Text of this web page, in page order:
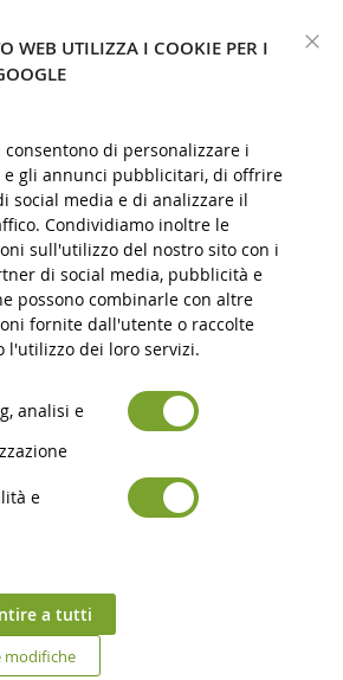
video e DVD
alcun prodotto corrispondente alla
to receive all our special offers, as well as
miniatures.
WEB UTILIZZA I COOKIE PER I
consentono di personalizzare i
e gli annunci pubblicitari, di offrire
social media e di analizzare il
Condividiamo inoltre le
sull'utilizzo del nostro sito con i
di social media, pubblicità e
possono combinarle con altre
fornite dall'utente o raccolte
l'utilizzo dei loro servizi.
analisi e
e
a tutti
modifiche